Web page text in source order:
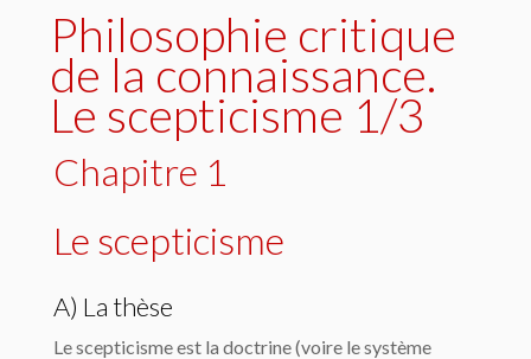
Philosophie critique
de la connaissance.
Le scepticisme 1/3
Chapitre 1
Le scepticisme
A) La thèse
Le scepticisme est la doctrine (voire le système